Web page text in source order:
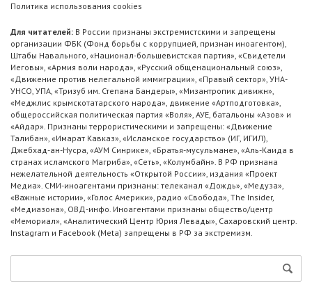
Политика использования cookies
Для читателей: В России признаны экстремистскими и запрещены
организации ФБК (Фонд борьбы с коррупцией, признан иноагентом),
Штабы Навального, «Национал-большевистская партия», «Свидетели
Иеговы», «Армия воли народа», «Русский общенациональный союз»,
«Движение против нелегальной иммиграции», «Правый сектор», УНА-
УНСО, УПА, «Тризуб им. Степана Бандеры», «Мизантропик дивижн»,
«Меджлис крымскотатарского народа», движение «Артподготовка»,
общероссийская политическая партия «Воля», АУЕ, батальоны «Азов» и
«Айдар». Признаны террористическими и запрещены: «Движение
Талибан», «Имарат Кавказ», «Исламское государство» (ИГ, ИГИЛ),
Джебхад-ан-Нусра, «АУМ Синрике», «Братья-мусульмане», «Аль-Каида в
странах исламского Магриба», «Сеть», «Колумбайн». В РФ признана
нежелательной деятельность «Открытой России», издания «Проект
Медиа». СМИ-иноагентами признаны: телеканал «Дождь», «Медуза»,
«Важные истории», «Голос Америки», радио «Свобода», The Insider,
«Медиазона», ОВД-инфо. Иноагентами признаны общество/центр
«Мемориал», «Аналитический Центр Юрия Левады», Сахаровский центр.
Instagram и Facebook (Metа) запрещены в РФ за экстремизм.